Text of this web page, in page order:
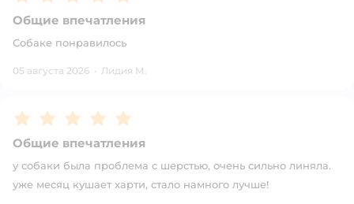
Общие впечатления
Собаке понравилось
05 августа 2026 · Лидия М.
Рейтинг:5
Общие впечатления
у собаки была проблема с шерстью, очень сильно линяла.
уже месяц кушает харти, стало намного лучше!